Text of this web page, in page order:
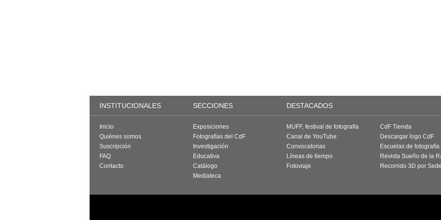
INSTITUCIONALES SECCIONES DESTACADOS
Inicio
Quiénes somos
Suscripción
FAQ
Contacto
Exposiciones
Fotografías del CdF
Investigación
Educativa
Catálogo
Mediateca
MUFF, festival de fotografía
Canal de YouTube
Convocatorias
Líneas de tiempo
Fotoviaje
CdF Tienda
Descargar logo CdF
Escuelas de fotografía
Revista Sueño de la
Recorrido 3D por